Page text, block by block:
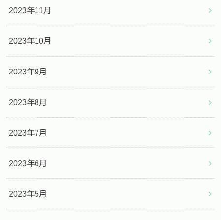
2023年11月
2023年10月
2023年9月
2023年8月
2023年7月
2023年6月
2023年5月